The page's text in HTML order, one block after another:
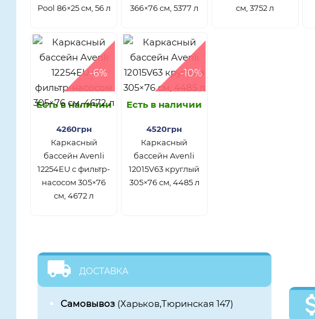
Pool 86×25 см, 56 л
366×76 см, 5377 л
см, 3752 л
-6%
Есть в наличии
4260грн
Каркасный
бассейн Avenli
12254EU с фильтр-
насосом 305×76
см, 4672 л
-10%
Есть в наличии
4520грн
Каркасный
бассейн Avenli
12015V63 круглый
305×76 см, 4485 л
ДОСТАВКА
Самовывоз (Харьков,Тюринская 147)